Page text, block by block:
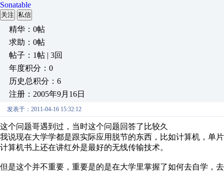
Sonatable
关注 私信
精华：0帖
求助：0帖
帖子：1帖 | 3回
年度积分：0
历史总积分：6
注册：2005年9月16日
发表于：2011-04-16 15:32:12
这个问题哥遇到过，当时这个问题回答了比较久
我说现在大学学都是跟实际应用脱节的东西，比如计算机，单
计算机书上还在讲红外是最好的无线传输技术。
但是这个并不重要，重要是的是在大学里掌握了如何去自学，